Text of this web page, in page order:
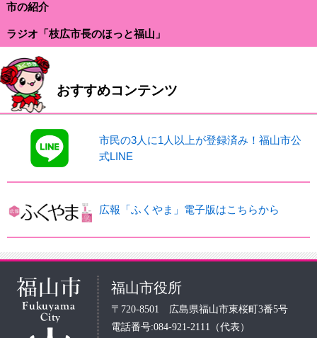
市の紹介
ラジオ「枝広市長のほっと福山」
おすすめコンテンツ
市民の3人に1人以上が登録済み！福山市公
式LINE
広報「ふくやま」電子版はこちらから
福山市役所
〒720-8501 広島県福山市東桜町3番5号
電話番号:084-921-2111（代表）